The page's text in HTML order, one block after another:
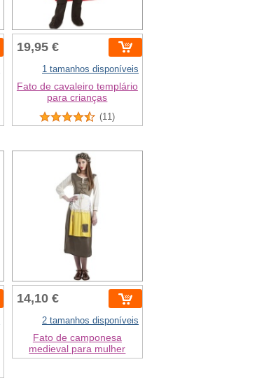
19,95 €
1 tamanhos disponíveis
Fato de cavaleiro templário
para crianças
(11)
14,10 €
2 tamanhos disponíveis
Fato de camponesa
medieval para mulher